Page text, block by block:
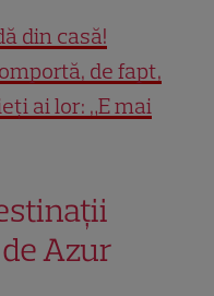
din casă!
de fapt,
ai lor: „E mai
Azur